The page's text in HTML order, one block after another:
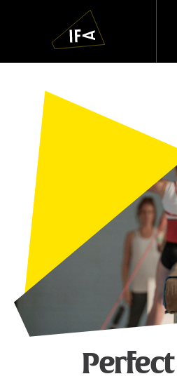
Navigatie
overslaan
Perfect